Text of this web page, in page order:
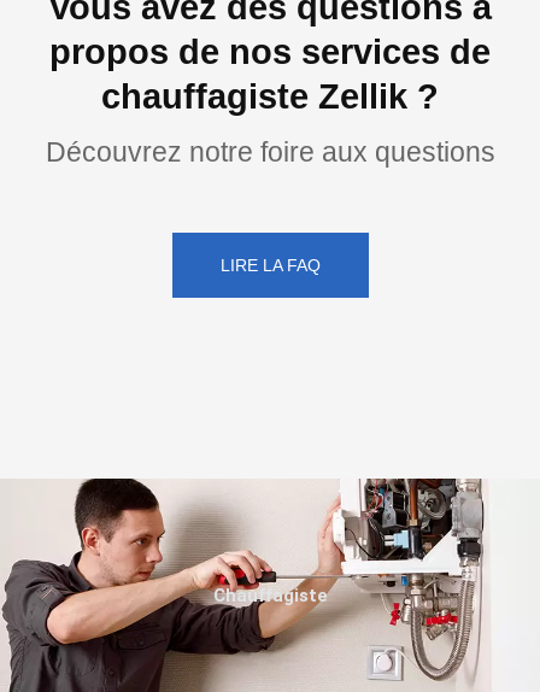
propos de nos services de
chauffagiste Zellik ?
Découvrez notre foire aux questions
LIRE LA FAQ
Chauffagiste